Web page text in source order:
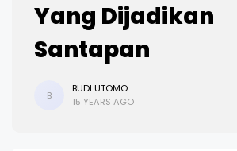
Yang Dijadikan
Santapan
B
BUDI UTOMO
15 YEARS AGO